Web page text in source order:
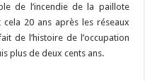
de l’incendie de la paillote
20 ans après les réseaux
de l’histoire de l’occupation
plus de deux cents ans.